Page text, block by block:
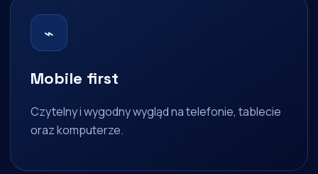
⌁
Mobile first
Czytelny i wygodny wygląd na telefonie, tablecie
oraz komputerze.